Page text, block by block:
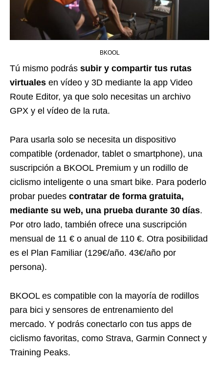
BKOOL
Tú mismo podrás subir y compartir tus rutas
virtuales en vídeo y 3D mediante la app Video
Route Editor, ya que solo necesitas un archivo
GPX y el vídeo de la ruta.
Para usarla solo se necesita un dispositivo
compatible (ordenador, tablet o smartphone), una
suscripción a BKOOL Premium y un rodillo de
ciclismo inteligente o una smart bike. Para poderlo
probar puedes contratar de forma gratuita,
mediante su web, una prueba durante 30 días.
Por otro lado, también ofrece una suscripción
mensual de 11 € o anual de 110 €. Otra posibilidad
es el Plan Familiar (129€/año. 43€/año por
persona).
BKOOL es compatible con la mayoría de rodillos
para bici y sensores de entrenamiento del
mercado. Y podrás conectarlo con tus apps de
ciclismo favoritas, como Strava, Garmin Connect y
Training Peaks.